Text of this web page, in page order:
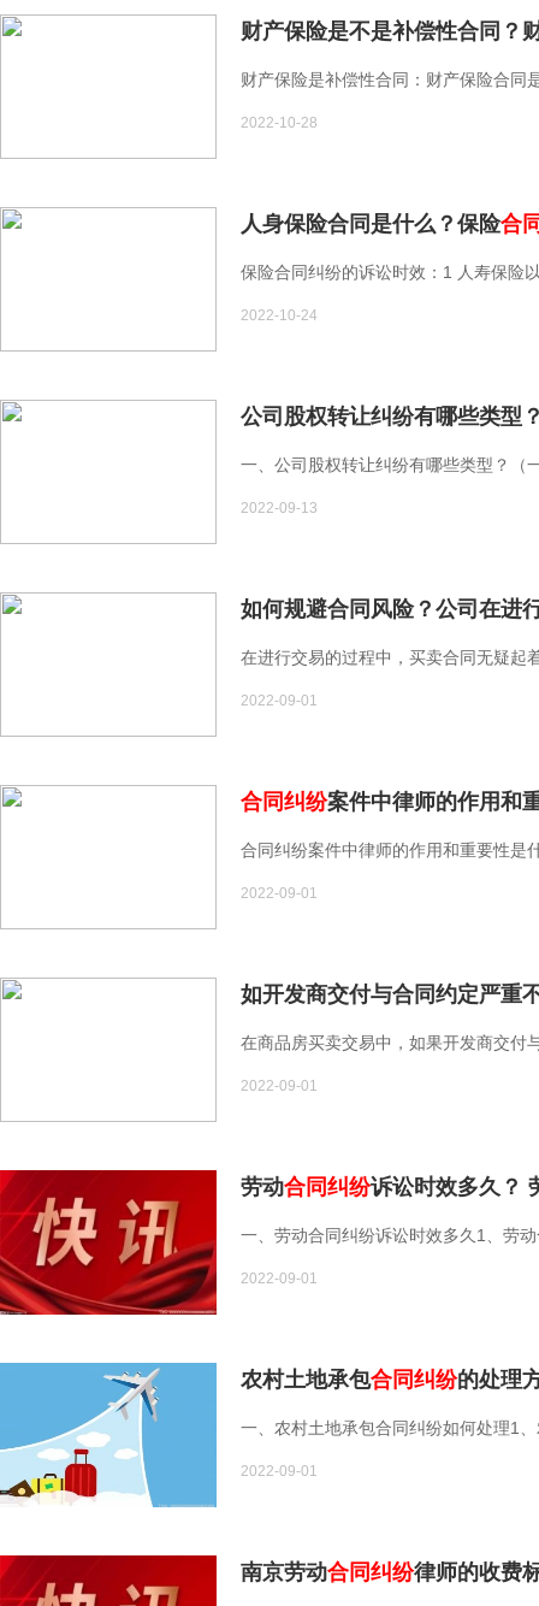
财产保险是不是补偿性合同？
财产保险是补偿性合同：财产保险合同
2022-10-28
人身保险合同是什么？保险合
保险合同纠纷的诉讼时效：1 人寿保险
2022-10-24
公司股权转让纠纷有哪些类型
一、公司股权转让纠纷有哪些类型？（
2022-09-13
如何规避合同风险？公司在进
在进行交易的过程中，买卖合同无疑起
2022-09-01
合同纠纷案件中律师的作用和
合同纠纷案件中律师的作用和重要性是
2022-09-01
如开发商交付与合同约定严重
在商品房买卖交易中，如果开发商交付
2022-09-01
劳动合同纠纷诉讼时效多久？
一、劳动合同纠纷诉讼时效多久1、劳
2022-09-01
农村土地承包合同纠纷的处理
一、农村土地承包合同纠纷如何处理1
2022-09-01
南京劳动合同纠纷律师的收费